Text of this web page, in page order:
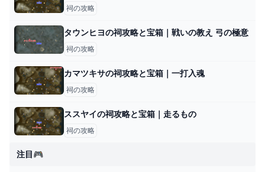
祠の攻略
タウンヒヨの祠攻略と宝箱｜戦いの教え 弓の極意
祠の攻略
カマツキサの祠攻略と宝箱｜一打入魂
祠の攻略
ススヤイの祠攻略と宝箱｜走るもの
祠の攻略
注目🎮